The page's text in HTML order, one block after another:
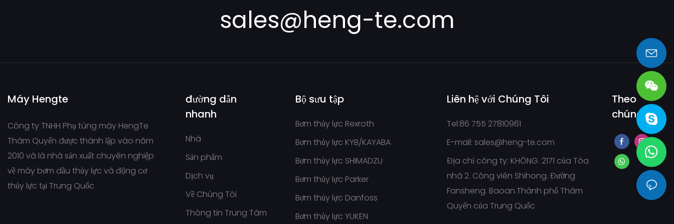
sales@heng-te.com
Máy Hengte
Công ty TNHH Phụ tùng máy HengTe
Thâm Quyến được thành lập vào năm
2010 và là nhà sản xuất chuyên nghiệp
về máy bơm dầu thủy lực và động cơ
thủy lực tại Trung Quốc
đường dẫn
nhanh
Nhà
Sản phẩm
Dịch vụ
Về Chúng Tôi
Thông tin Trung Tâm
Bộ sưu tập
Bơm thủy lực Rexroth
Bơm thủy lực KYB/KAYABA
Bơm thủy lực SHIMADZU
Bơm thủy lực Parker
Bơm thủy lực Danfoss
Bơm thủy lực YUKEN
Liên hệ với Chúng Tôi
Tel:86 755 27810961
E-mail: sales@heng-te.com
Địa chỉ công ty: KHÔNG. 2171 của Tòa
nhà 2. Công viên Shihong. Đường
Fansheng. Baoan.Thành phố Thâm
Quyến của Trung Quốc
Theo
chúng tôi